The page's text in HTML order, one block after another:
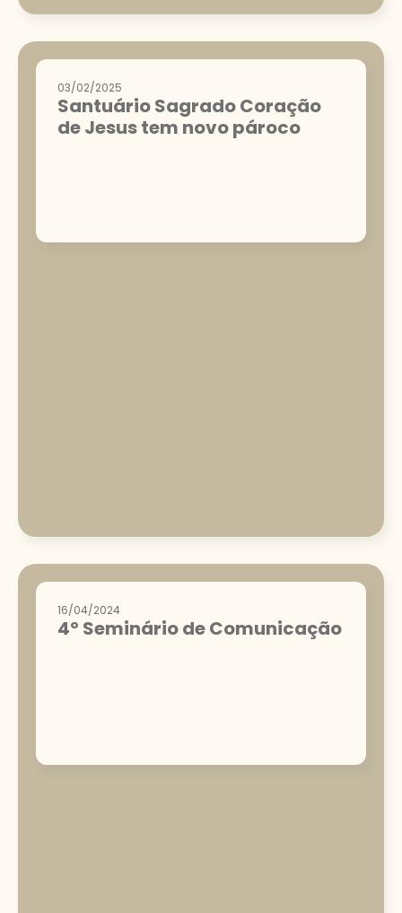
03/02/2025
Santuário Sagrado Coração
de Jesus tem novo pároco
16/04/2024
4º Seminário de Comunicação